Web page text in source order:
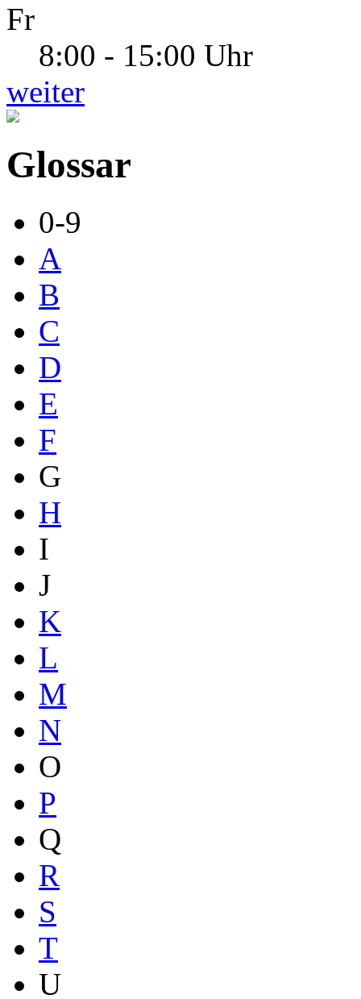
Fr
8:00 - 15:00 Uhr
weiter
Glossar
0-9
A
B
C
D
E
F
G
H
I
J
K
L
M
N
O
P
Q
R
S
T
U